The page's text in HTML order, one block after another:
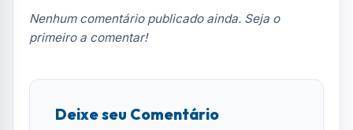
Nenhum comentário publicado ainda. Seja o
primeiro a comentar!
Deixe seu Comentário